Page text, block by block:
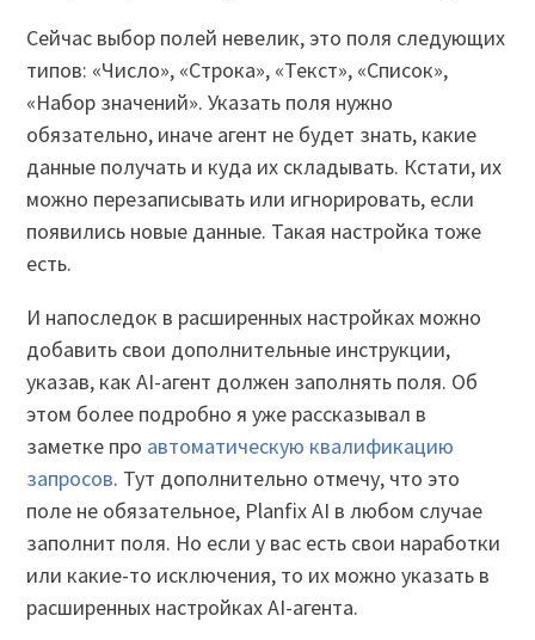
Сейчас выбор полей невелик, это поля следующих
типов: «Число», «Строка», «Текст», «Список»,
«Набор значений». Указать поля нужно
обязательно, иначе агент не будет знать, какие
данные получать и куда их складывать. Кстати, их
можно перезаписывать или игнорировать, если
появились новые данные. Такая настройка тоже
есть.
И напоследок в расширенных настройках можно
добавить свои дополнительные инструкции,
указав, как AI-агент должен заполнять поля. Об
этом более подробно я уже рассказывал в
заметке про автоматическую квалификацию
запросов. Тут дополнительно отмечу, что это
поле не обязательное, Planfix AI в любом случае
заполнит поля. Но если у вас есть свои наработки
или какие-то исключения, то их можно указать в
расширенных настройках AI-агента.